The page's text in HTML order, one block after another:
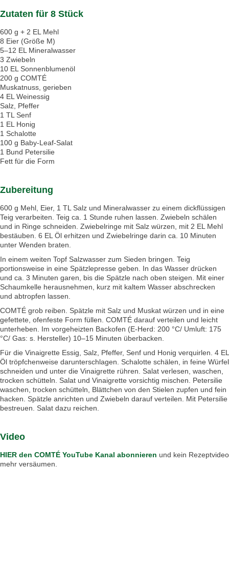
Zutaten für 8 Stück
600 g + 2 EL Mehl
8 Eier (Größe M)
5–12 EL Mineralwasser
3 Zwiebeln
10 EL Sonnenblumenöl
200 g COMTÉ
Muskatnuss, gerieben
4 EL Weinessig
Salz, Pfeffer
1 TL Senf
1 EL Honig
1 Schalotte
100 g Baby-Leaf-Salat
1 Bund Petersilie
Fett für die Form
Zubereitung
600 g Mehl, Eier, 1 TL Salz und Mineralwasser zu einem dickflüssigen
Teig verarbeiten. Teig ca. 1 Stunde ruhen lassen. Zwiebeln schälen
und in Ringe schneiden. Zwiebelringe mit Salz würzen, mit 2 EL Mehl
bestäuben. 6 EL Öl erhitzen und Zwiebelringe darin ca. 10 Minuten
unter Wenden braten.
In einem weiten Topf Salzwasser zum Sieden bringen. Teig
portionsweise in eine Spätzlepresse geben. In das Wasser drücken
und ca. 3 Minuten garen, bis die Spätzle nach oben steigen. Mit einer
Schaumkelle herausnehmen, kurz mit kaltem Wasser abschrecken
und abtropfen lassen.
COMTÉ grob reiben. Spätzle mit Salz und Muskat würzen und in eine
gefettete, ofenfeste Form füllen. COMTÉ darauf verteilen und leicht
unterheben. Im vorgeheizten Backofen (E-Herd: 200 °C/ Umluft: 175
°C/ Gas: s. Hersteller) 10–15 Minuten überbacken.
Für die Vinaigrette Essig, Salz, Pfeffer, Senf und Honig verquirlen. 4 EL
Öl tröpfchenweise darunterschlagen. Schalotte schälen, in feine Würfel
schneiden und unter die Vinaigrette rühren. Salat verlesen, waschen,
trocken schütteln. Salat und Vinaigrette vorsichtig mischen. Petersilie
waschen, trocken schütteln, Blättchen von den Stielen zupfen und fein
hacken. Spätzle anrichten und Zwiebeln darauf verteilen. Mit Petersilie
bestreuen. Salat dazu reichen.
Video
HIER den COMTÉ YouTube Kanal abonnieren und kein Rezeptvideo
mehr versäumen.